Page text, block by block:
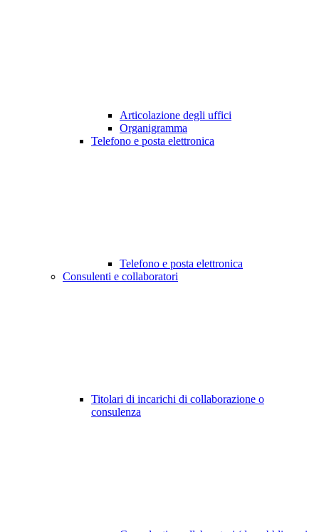
Articolazione degli uffici
Organigramma
Telefono e posta elettronica
Telefono e posta elettronica
Consulenti e collaboratori
Titolari di incarichi di collaborazione o
consulenza